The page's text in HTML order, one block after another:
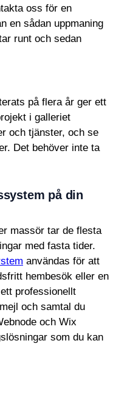
oss för en
en sådan uppmaning
runt och sedan
på flera år ger ett
i galleriet
och tjänster, och se
Det behöver inte ta
på din
massör tar de flesta
med fasta tider.
användas för att
hembesök eller en
professionellt
och samtal du
och Wix
som du kan